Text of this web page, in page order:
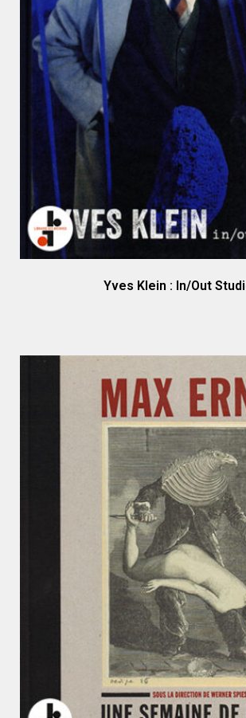
Yves Klein : In/Out